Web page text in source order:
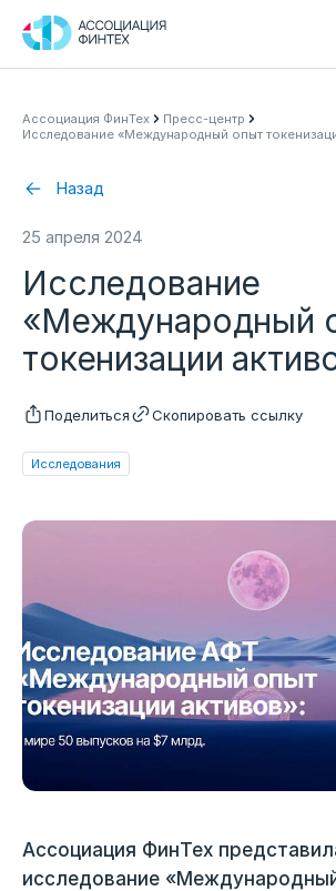
Ассоциация
Пресс-центр
Карьера
Контакты
Документы
Ассоциация ФинТех
Пресс-центр
Исследование «Международный опыт
Назад
25 апреля 2024
Исследования
Исследование
«Международный
токенизации
Поделиться Скопировать ссылку
Ассоциация ФинТех
исследование